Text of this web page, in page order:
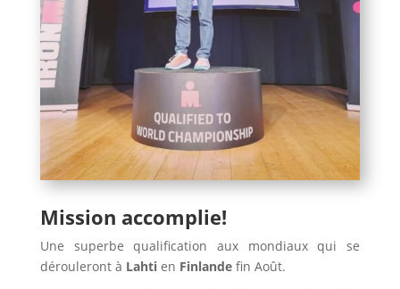
Mission accomplie!
Une superbe qualification aux mondiaux qui se
dérouleront à Lahtien Finlandefin Août.